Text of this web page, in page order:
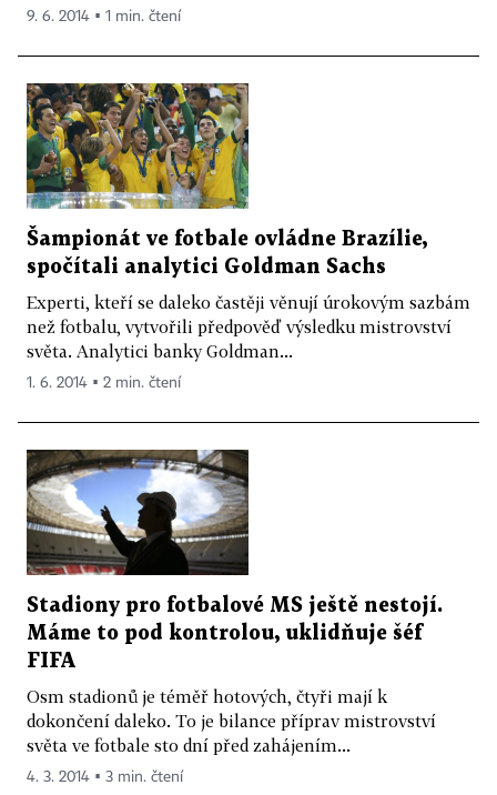
9. 6. 2014 ▪ 1 min. čtení
Šampionát ve fotbale ovládne Brazílie,
spočítali analytici Goldman Sachs
Experti, kteří se daleko častěji věnují úrokovým sazbám
než fotbalu, vytvořili předpověď výsledku mistrovství
světa. Analytici banky Goldman...
1. 6. 2014 ▪ 2 min. čtení
Stadiony pro fotbalové MS ještě nestojí.
Máme to pod kontrolou, uklidňuje šéf
FIFA
Osm stadionů je téměř hotových, čtyři mají k
dokončení daleko. To je bilance příprav mistrovství
světa ve fotbale sto dní před zahájením...
4. 3. 2014 ▪ 3 min. čtení